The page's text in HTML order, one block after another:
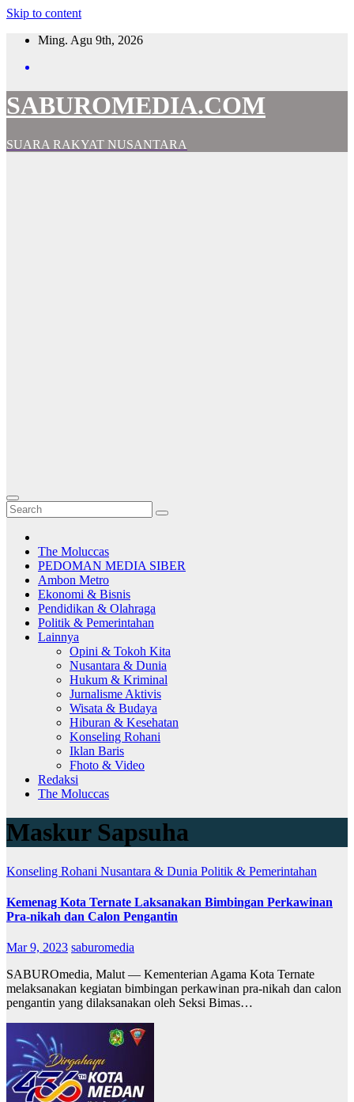
Skip to content
Ming. Agu 9th, 2026
SABUROMEDIA.COM
SUARA RAKYAT NUSANTARA
The Moluccas
PEDOMAN MEDIA SIBER
Ambon Metro
Ekonomi & Bisnis
Pendidikan & Olahraga
Politik & Pemerintahan
Lainnya
Opini & Tokoh Kita
Nusantara & Dunia
Hukum & Kriminal
Jurnalisme Aktivis
Wisata & Budaya
Hiburan & Kesehatan
Konseling Rohani
Iklan Baris
Fhoto & Video
Redaksi
The Moluccas
Maskur Sapsuha
Konseling Rohani Nusantara & Dunia Politik & Pemerintahan
Kemenag Kota Ternate Laksanakan Bimbingan Perkawinan
Pra-nikah dan Calon Pengantin
Mar 9, 2023 saburomedia
SABUROmedia, Malut — Kementerian Agama Kota Ternate
melaksanakan kegiatan bimbingan perkawinan pra-nikah dan calon
pengantin yang dilaksanakan oleh Seksi Bimas…